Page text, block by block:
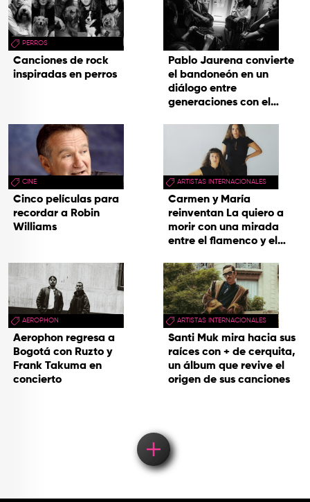
PERROS
Canciones de rock
inspiradas en perros
CINE
Cinco películas para
recordar a Robin
Williams
AEROPHON
Aerophon regresa a
Bogotá con Ruzto y
Frank Takuma en
concierto
Pablo Jaurena convierte
el bandoneón en un
diálogo entre
generaciones con el
hecho cenizas
ARTISTAS INTERNACIONALES
Carmen y María
reinventan La quiero a
morir con una mirada
entre el flamenco y el
ARTISTAS INTERNACIONALES
Santi Muk mira hacia sus
raíces con + de cerquita,
un álbum que revive el
origen de sus canciones